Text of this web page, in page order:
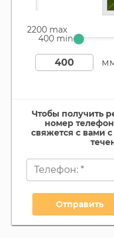
400 min
2200 max
Чтобы получить
номер
свяжется с вами
Отправить